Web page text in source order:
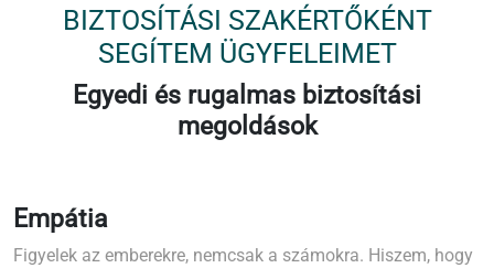
BIZTOSÍTÁSI SZAKÉRTŐKÉNT
SEGÍTEM ÜGYFELEIMET
Egyedi és rugalmas biztosítási
megoldások
Empátia
Figyelek az emberekre, nemcsak a számokra. Hiszem, hogy